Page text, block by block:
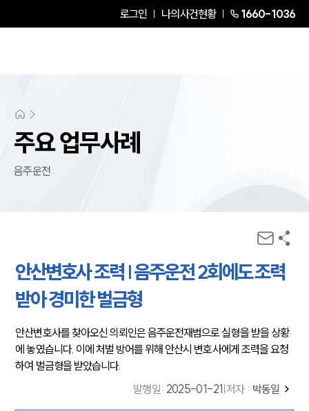
로그인 나의사건현황 1660-1036
주요 업무사례
음주운전
안산변호사 조력 | 음주운전 2회에도 조력
받아 경미한 벌금형
안산변호사를 찾아오신 의뢰인은 음주운전재범으로 실형을 받을 상황
에 놓였습니다. 이에 처벌 방어를 위해 안산시 변호사에게 조력을 요청
하여 벌금형을 받았습니다.
발행일: 2025-01-21 저자 : 박동일